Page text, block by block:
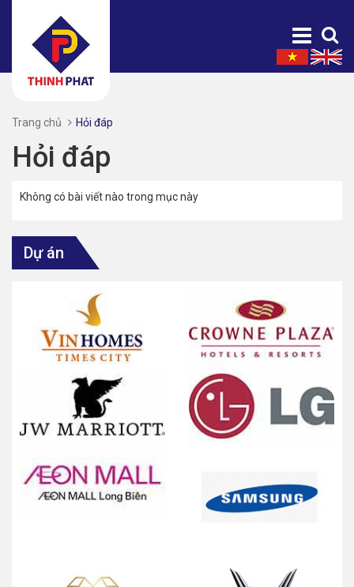
Trang chủ Hỏi đáp
Hỏi đáp
Không có bài viết nào trong mục này
Dự án